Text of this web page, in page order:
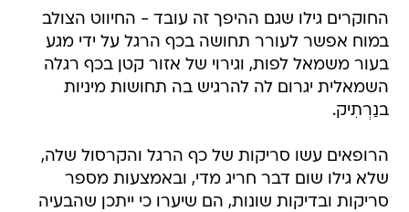
החוקרים גילו שגם ההיפך זה עובד - החיווט הצולב
במוח אפשר לעורר תחושה בכף הרגל על ידי מגע
בעור משמאל לפות, וגירוי של אזור קטן בכף רגלה
השמאלית יגרום לה להרגיש בה תחושות מיניות
בנַרְתִיק.
הרופאים עשו סריקות של כף הרגל והקרסול שלה,
שלא גילו שום דבר חריג מדי, ובאמצעות מספר
סריקות ובדיקות שונות, הם שיערו כי ייתכן שהבעיה